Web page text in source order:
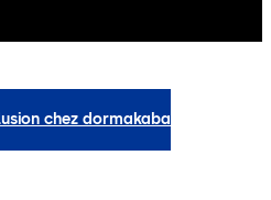
chez dormakaba